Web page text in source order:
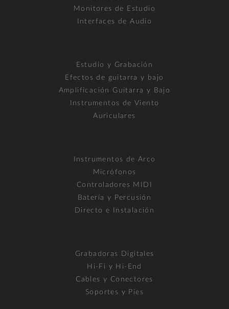
Monitores de Estudio
Interfaces de Audio
Estudio y Grabación
Efectos de guitarra y bajo
Amplificación Guitarra y Bajo
Instrumentos de Viento
Auriculares
Instrumentos de Arco
Micrófonos
Controladores MIDI
Batería y Percusión
Directo e Instalación
Grabadoras Digitales
Hi-Fi y Hi-End
Cables y Conectores
Soportes y Pies